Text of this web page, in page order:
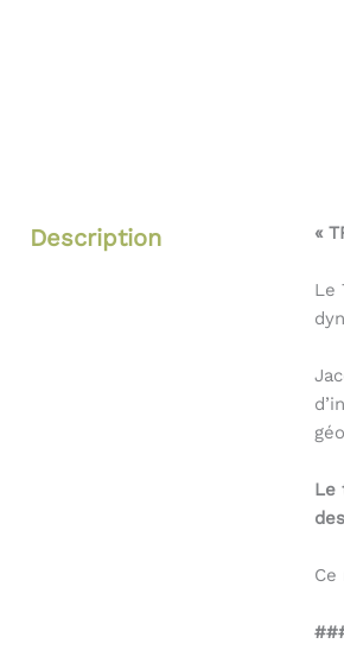
Description «
Le
Le